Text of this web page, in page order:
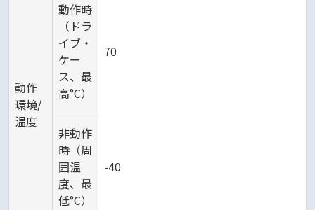
動作
環境/
温度
動作時
（ドラ
イブ・
ケー
ス、最
高°C）
70
非動作
時（周
囲温
度、最
低°C）
-40